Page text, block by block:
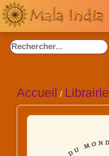
Accueil / Librairie